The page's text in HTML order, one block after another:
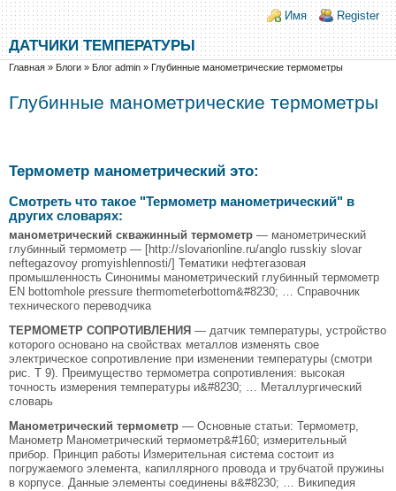
Перейти к основному содержанию
Skip to search
Login links
Имя Register
ДАТЧИКИ ТЕМПЕРАТУРЫ
Вы здесь
Главная » Блоги » Блог admin » Глубинные манометрические термометры
Глубинные манометрические термометры
Термометр манометрический это:
Смотреть что такое "Термометр манометрический" в
других словарях:
манометрический скважинный термометр — манометрический
глубинный термометр — [http://slovarionline.ru/anglo russkiy slovar
neftegazovoy promyishlennosti/] Тематики нефтегазовая
промышленность Синонимы манометрический глубинный термометр
EN bottomhole pressure thermometerbottom&#8230; … Справочник
технического переводчика
ТЕРМОМЕТР СОПРОТИВЛЕНИЯ — датчик температуры, устройство
которого основано на свойствах металлов изменять свое
электрическое сопротивление при изменении температуры (смотри
рис. Т 9). Преимущество термометра сопротивления: высокая
точность измерения температуры и&#8230; … Металлургический
словарь
Манометрический термометр — Основные статьи: Термометр,
Манометр Манометрический термометр&#160; измерительный
прибор. Принцип работы Измерительная система состоит из
погружаемого элемента, капиллярного провода и трубчатой пружины
в корпусе. Данные элементы соединены в&#8230; … Википедия